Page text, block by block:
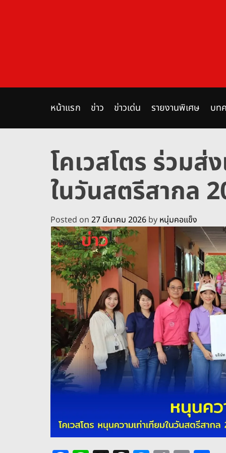
e
หน้าแรก ข่าว ข่าวเด่น รายงานพิเศษ บท
โคเวสโตร ร่วมส่
ในวันสตรีสากล
Posted on 27 มีนาคม 2026 by หนุ่มคอแข็ง